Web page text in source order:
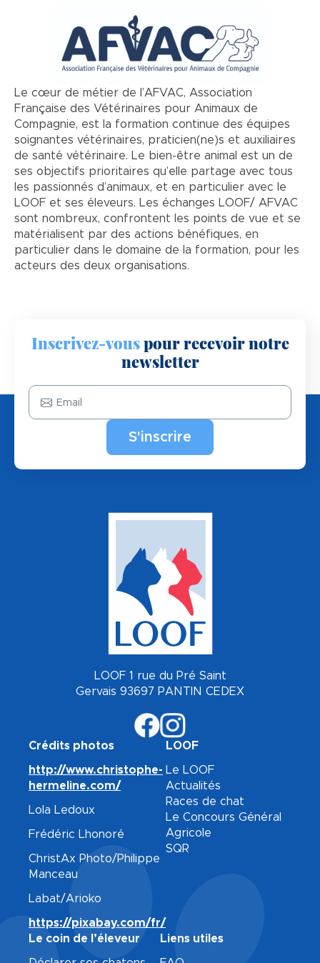
Le cœur de métier de l’AFVAC, Association
Française des Vétérinaires pour Animaux de
Compagnie, est la formation continue des équipes
soignantes vétérinaires, praticien(ne)s et auxiliaires
de santé vétérinaire. Le bien-être animal est un de
ses objectifs prioritaires qu’elle partage avec tous
les passionnés d’animaux, et en particulier avec le
LOOF et ses éleveurs. Les échanges LOOF/ AFVAC
sont nombreux, confrontent les points de vue et se
matérialisent par des actions bénéfiques, en
particulier dans le domaine de la formation, pour les
acteurs des deux organisations.
Inscrivez-vouspour recevoir notre
newsletter
LOOF 1 rue du Pré Saint
Gervais 93697 PANTIN CEDEX
Crédits photos
http://www.christophe-
hermeline.com/
Lola Ledoux
Frédéric Lhonoré
ChristAx Photo/Philippe
Manceau
Labat/Arioko
https://pixabay.com/fr/
LOOF
Le LOOF
Actualités
Races de chat
Le Concours Général
Agricole
SQR
Le coin de l’éleveur Liens utiles